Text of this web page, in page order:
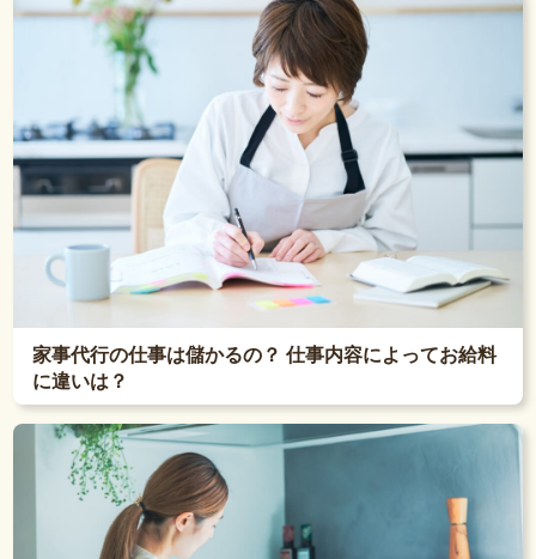
家事代行の仕事は儲かるの？ 仕事内容によってお給料
に違いは？